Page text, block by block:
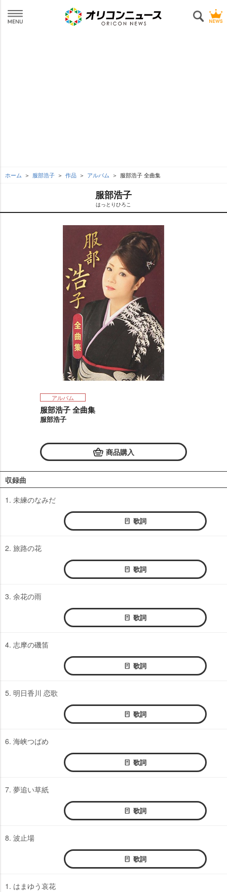
ホーム 服部浩子 作品 アルバム 服部浩子 全曲集
服部浩子
はっとりひろこ
アルバム
服部浩子 全曲集
服部浩子
商品購入
収録曲
1. 未練のなみだ
歌詞
2. 旅路の花
歌詞
3. 余花の雨
歌詞
4. 志摩の磯笛
歌詞
5. 明日香川 恋歌
歌詞
6. 海峡つばめ
歌詞
7. 夢追い草紙
歌詞
8. 波止場
歌詞
1. はまゆう哀花